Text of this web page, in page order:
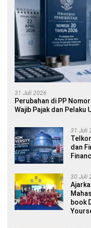
31 Juli 2026
Perubahan di PP
Wajib Pajak dan Pelaku
31 Juli
dan
30 Juli
book